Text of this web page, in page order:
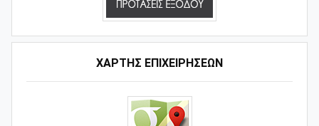
ΧΑΡΤΗΣ ΕΠΙΧΕΙΡΗΣΕΩΝ